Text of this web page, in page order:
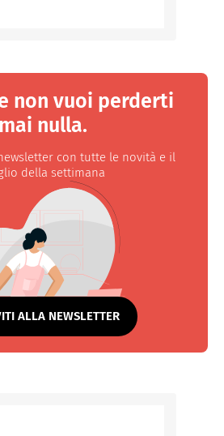
non vuoi perderti
mai nulla.
con tutte le novità e il
della settimana
ALLA NEWSLETTER